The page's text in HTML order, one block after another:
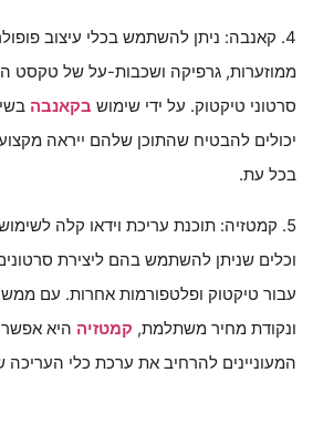
4. קאנבה: ניתן להשתמש בכלי עיצוב
ממוזערות, גרפיקה ושכבות-על של טקסט
סרטוני טיקטוק. על ידי שימוש בקאנבה
יכולים להבטיח שהתוכן שלהם ייראה
בכל עת.
5. קמטזיה: תוכנת עריכת וידאו קלה
וכלים שניתן להשתמש בהם ליצירת
עבור טיקטוק ופלטפורמות אחרות. עם
ונקודת מחיר משתלמת, קמטזיה היא
המעוניינים להרחיב את ערכת כלי